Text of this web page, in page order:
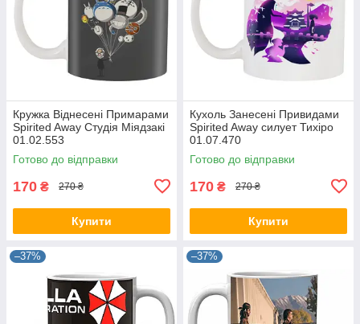
Кружка Віднесені Примарами
Spirited Away Студія Міядзакі
01.02.553
Готово до відправки
170 ₴ 270 ₴
Купити
Кухоль Занесені Привидами
Spirited Away силует Тихіро
01.07.470
Готово до відправки
170 ₴ 270 ₴
Купити
–37% –37%